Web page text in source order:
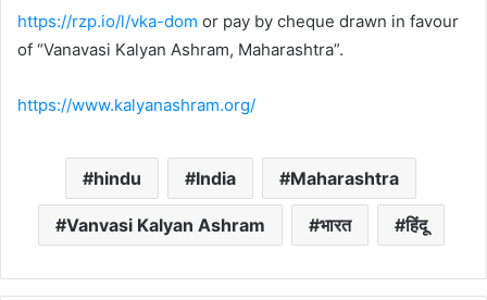
https://rzp.io/l/vka-dom or pay by cheque drawn in favour
of “Vanavasi Kalyan Ashram, Maharashtra”.
https://www.kalyanashram.org/
hindu India Maharashtra
Vanvasi Kalyan Ashram भारत हिंदू